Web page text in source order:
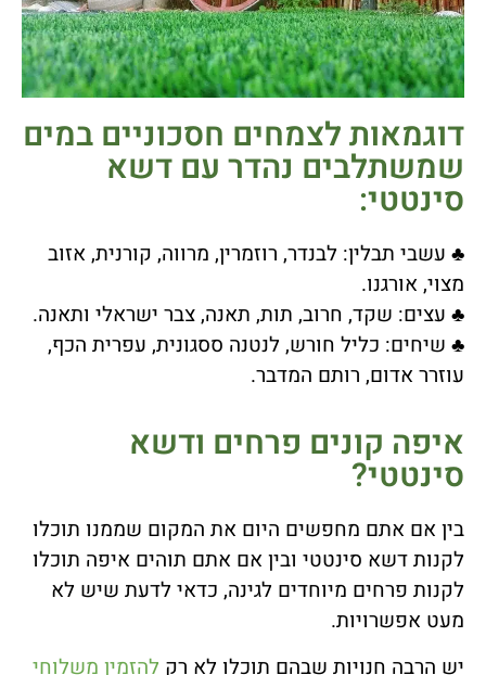
דוגמאות לצמחים חסכוניים במים
שמשתלבים נהדר עם דשא
סינטטי:
♣ עשבי תבלין: לבנדר, רוזמרין, מרווה, קורנית, אזוב
מצוי, אורגנו.
♣ עצים: שקד, חרוב, תות, תאנה, צבר ישראלי ותאנה.
♣ שיחים: כליל חורש, לנטנה ססגונית, עפרית הכף,
עוזרר אדום, רותם המדבר.
איפה קונים פרחים ודשא
סינטטי?
בין אם אתם מחפשים היום את המקום שממנו תוכלו
לקנות דשא סינטטי ובין אם אתם תוהים איפה תוכלו
לקנות פרחים מיוחדים לגינה, כדאי לדעת שיש לא
מעט אפשרויות.
יש הרבה חנויות שבהם תוכלו לא רק להזמין משלוחי